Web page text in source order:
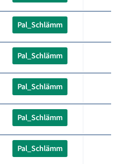
Pal_Schlämm
Pal_Schlämm
Pal_Schlämm
Pal_Schlämm
Pal_Schlämm